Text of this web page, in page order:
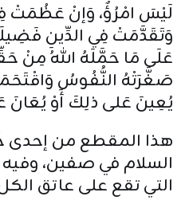
لَيْسَ امْرُؤٌ، وَإنْ عَظُمَتْ
وَتَقَدَّمَتْ فِي الدِّينِ
عَلَى مَا حَمَّلَهُ اللهُ مِنْ
صَغَّرَتْهُ النُّفُوسُ
يُعِينَ عَلى ذلِكَ أَوْ يُعَانَ
هذا المقطع من إحدى
السلام في صفين،
التي تقع على عاتق